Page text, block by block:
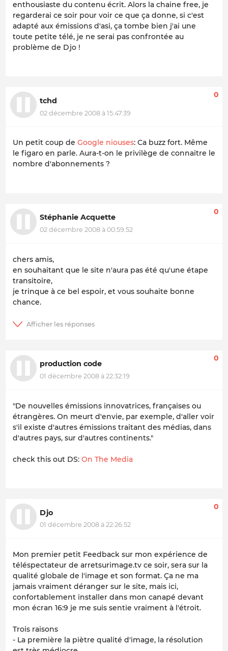
enthousiaste du contenu écrit. Alors la chaine free, je
regarderai ce soir pour voir ce que ça donne, si c'est
adapté aux émissions d'asi, ça tombe bien j'ai une
toute petite télé, je ne serai pas confrontée au
problème de Djo !
tchd
02 décembre 2008 à 15:47:39
0
Un petit coup de Google niouses: Ca buzz fort. Même
le figaro en parle. Aura-t-on le privilège de connaitre le
nombre d'abonnements ?
Stéphanie Acquette
02 décembre 2008 à 00:59:52
0
chers amis,
en souhaitant que le site n'aura pas été qu'une étape
transitoire,
je trinque à ce bel espoir, et vous souhaite bonne
chance.
production code
01 décembre 2008 à 22:32:19
0
"De nouvelles émissions innovatrices, françaises ou
étrangères. On meurt d'envie, par exemple, d'aller voir
s'il existe d'autres émissions traitant des médias, dans
d'autres pays, sur d'autres continents."
check this out DS: On The Media
Djo
01 décembre 2008 à 22:26:52
0
Mon premier petit Feedback sur mon expérience de
téléspectateur de arretsurimage.tv ce soir, sera sur la
qualité globale de l'image et son format. Ça ne ma
jamais vraiment déranger sur le site, mais ici,
confortablement installer dans mon canapé devant
mon écran 16:9 je me suis sentie vraiment à l'étroit.
Trois raisons
- La première la piètre qualité d'image, la résolution